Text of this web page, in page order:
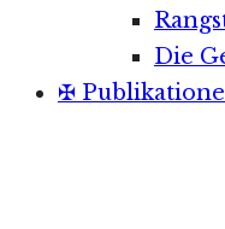
Die
✠